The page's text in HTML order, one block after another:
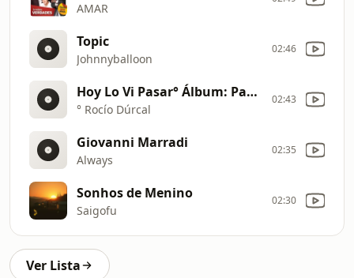
AMAR
Topic
Johnnyballoon
02:46
Hoy Lo Vi Pasar° Álbum: Para toda la vida° Año: 1999Video oficial de la canción
° Rocío Dúrcal
02:43
Giovanni Marradi
Always
02:35
Sonhos de Menino
Saigofu
02:30
Ver Lista